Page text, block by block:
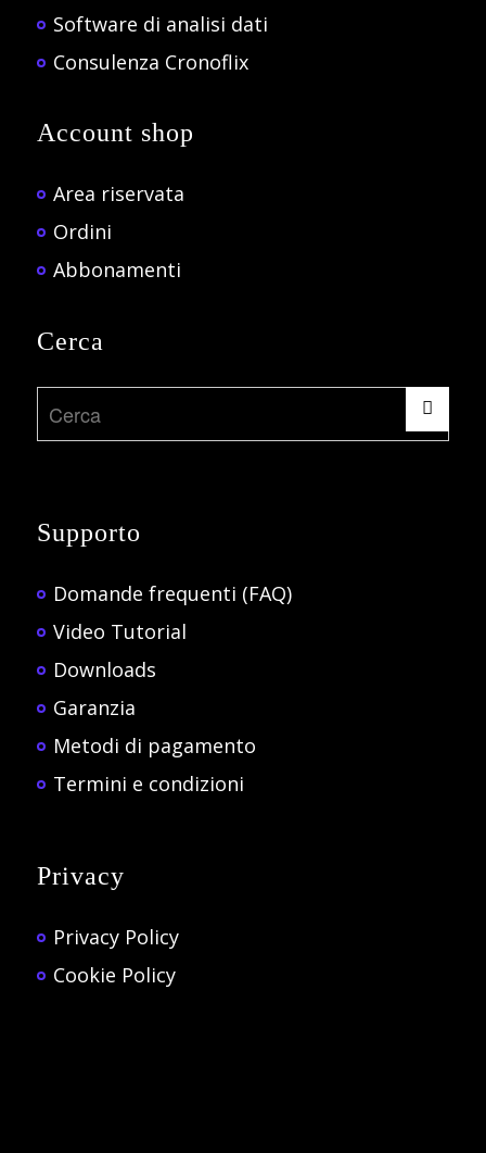
Software di analisi dati
Consulenza Cronoflix
Account shop
Area riservata
Ordini
Abbonamenti
Cerca
Supporto
Domande frequenti (FAQ)
Video Tutorial
Downloads
Garanzia
Metodi di pagamento
Termini e condizioni
Privacy
Privacy Policy
Cookie Policy